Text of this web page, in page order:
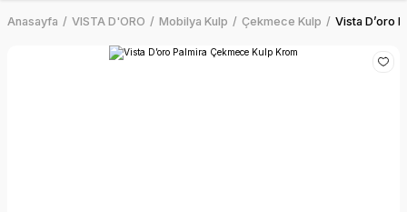
Anasayfa VISTA D'ORO Mobilya Kulp Çekmece Kulp Vista D’oro